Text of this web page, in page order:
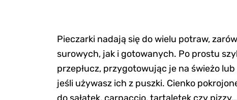
Pieczarki nadają się do wielu potraw,
surowych, jak i gotowanych. Po prostu
przepłucz, przygotowując je na świeżo lub
jeśli używasz ich z puszki. Cienko